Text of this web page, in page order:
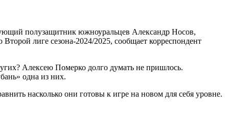
полузащитник южноуральцев Александр Носов,
лиге сезона-2024/2025, сообщает корреспондент
Алексею Померко долго думать не пришлось.
одна из них.
насколько они готовы к игре на новом для себя уровне.